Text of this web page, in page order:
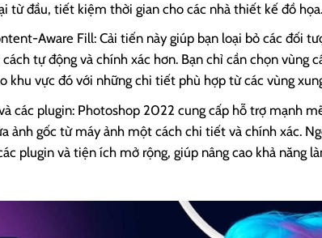
từ đầu, tiết kiệm thời gian cho các nhà thiết kế đồ
Aware Fill: Cải tiến này giúp bạn loại bỏ các đối
tự động và chính xác hơn. Bạn chỉ cần chọn vùng
khu vực đó với những chi tiết phù hợp từ các vùng
các plugin: Photoshop 2022 cung cấp hỗ trợ mạnh
ảnh gốc từ máy ảnh một cách chi tiết và chính xác.
plugin và tiện ích mở rộng, giúp nâng cao khả năng